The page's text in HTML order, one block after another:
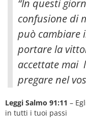
“In questi
confusione di
può cambiare
portare la
accettate mai
pregare nel
Leggi Salmo 91:11 –
in tutti i tuoi passi